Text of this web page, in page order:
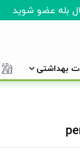
بله عضو شوید
بهداشتی